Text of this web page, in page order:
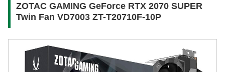
ZOTAC GAMING GeForce RTX 2070 SUPER
Twin Fan VD7003 ZT-T20710F-10P